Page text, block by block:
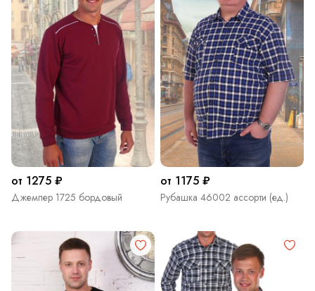
от 1275 ₽
Джемпер 1725 бордовый
от 1175 ₽
Рубашка 46002 ассорти (ед.)